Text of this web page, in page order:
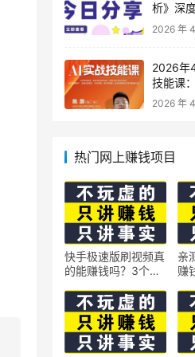
析》深
车、极
2026 年
2026年
技能课
构、智
2026 年
热门网上赚钱项目
快手极速版刷视频真
的能赚钱吗？3个隐
亲
赚